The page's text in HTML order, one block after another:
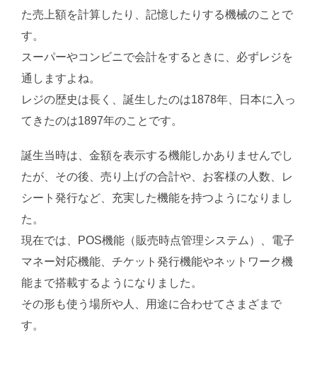
た売上額を計算したり、記憶したりする機械のことで
す。
スーパーやコンビニで会計をするときに、必ずレジを
通しますよね。
レジの歴史は長く、誕生したのは1878年、日本に入っ
てきたのは1897年のことです。
誕生当時は、金額を表示する機能しかありませんでし
たが、その後、売り上げの合計や、お客様の人数、レ
シート発行など、充実した機能を持つようになりまし
た。
現在では、POS機能（販売時点管理システム）、電子
マネー対応機能、チケット発行機能やネットワーク機
能まで搭載するようになりました。
その形も使う場所や人、用途に合わせてさまざまで
す。